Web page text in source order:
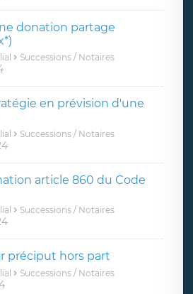
donation partage
Successions / Notaires
en prévision d'une
Successions / Notaires
article 860 du Code
Successions / Notaires
préciput hors part
Successions / Notaires